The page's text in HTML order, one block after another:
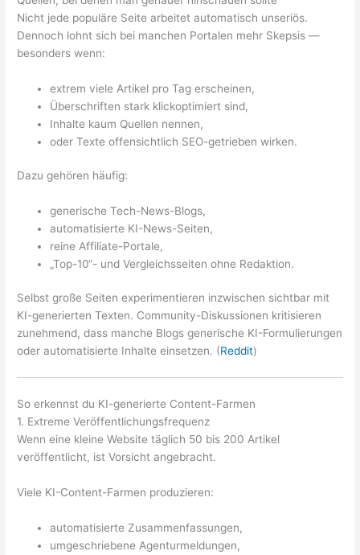
Nicht jede populäre Seite arbeitet automatisch unseriös.
Dennoch lohnt sich bei manchen Portalen mehr Skepsis —
besonders wenn:
extrem viele Artikel pro Tag erscheinen,
Überschriften stark klickoptimiert sind,
Inhalte kaum Quellen nennen,
oder Texte offensichtlich SEO-getrieben wirken.
Dazu gehören häufig:
generische Tech-News-Blogs,
automatisierte KI-News-Seiten,
reine Affiliate-Portale,
„Top-10“- und Vergleichsseiten ohne Redaktion.
Selbst große Seiten experimentieren inzwischen sichtbar mit
KI-generierten Texten. Community-Diskussionen kritisieren
zunehmend, dass manche Blogs generische KI-Formulierungen
oder automatisierte Inhalte einsetzen. (Reddit)
So erkennst du KI-generierte Content-Farmen
1. Extreme Veröffentlichungsfrequenz
Wenn eine kleine Website täglich 50 bis 200 Artikel
veröffentlicht, ist Vorsicht angebracht.
Viele KI-Content-Farmen produzieren:
automatisierte Zusammenfassungen,
umgeschriebene Agenturmeldungen,